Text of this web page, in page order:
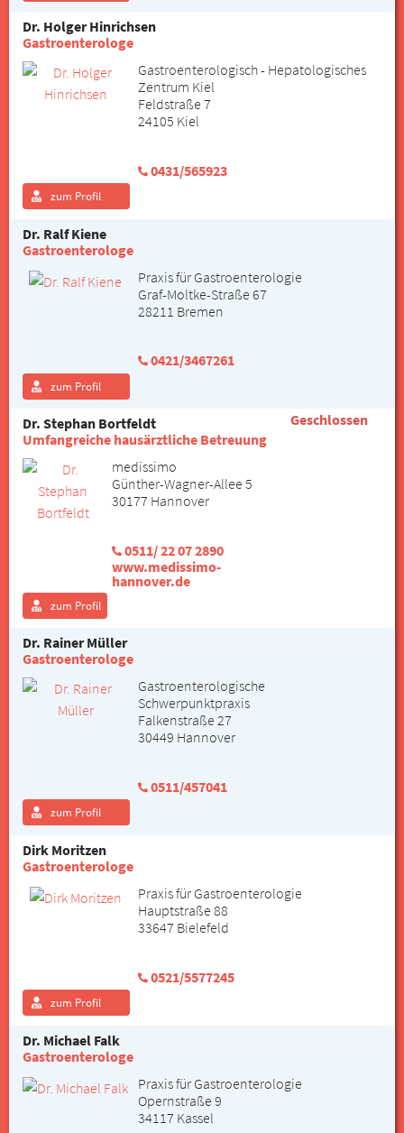
Dr. Holger Hinrichsen
Gastroenterologe
Gastroenterologisch - Hepatologisches
Zentrum Kiel
Feldstraße 7
24105 Kiel
0431/565923
zum Profil
Dr. Ralf Kiene
Gastroenterologe
Praxis für Gastroenterologie
Graf-Moltke-Straße 67
28211 Bremen
0421/3467261
zum Profil
Dr. Stephan Bortfeldt
Umfangreiche hausärztliche Betreuung
medissimo
Günther-Wagner-Allee 5
30177 Hannover
0511/ 22 07 2890
www.medissimo-
hannover.de
zum Profil
Geschlossen
Dr. Rainer Müller
Gastroenterologe
Gastroenterologische
Schwerpunktpraxis
Falkenstraße 27
30449 Hannover
0511/457041
zum Profil
Dirk Moritzen
Gastroenterologe
Praxis für Gastroenterologie
Hauptstraße 88
33647 Bielefeld
0521/5577245
zum Profil
Dr. Michael Falk
Gastroenterologe
Praxis für Gastroenterologie
Opernstraße 9
34117 Kassel